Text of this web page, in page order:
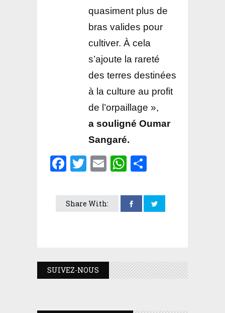
quasiment plus de
bras valides pour
cultiver. À cela
s’ajoute la rareté
des terres destinées
à la culture au profit
de l’orpaillage »,
a souligné Oumar
Sangaré.
Facebook
Twitter
EmailWhatsApp
Share With:
SUIVEZ-NOUS